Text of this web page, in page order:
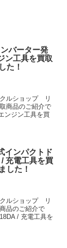
バーター発
ン工具を買取
た！
ルショップ リ
商品のご紹介で
ンジン工具を買
インパクトド
充電工具を買
した！
ルショップ リ
品のご紹介で
/ 充電工具を